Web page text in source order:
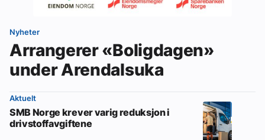
Nyheter
Arrangerer «Boligdagen»
under Arendalsuka
Aktuelt
SMB Norge krever varig reduksjon i
drivstoffavgiftene